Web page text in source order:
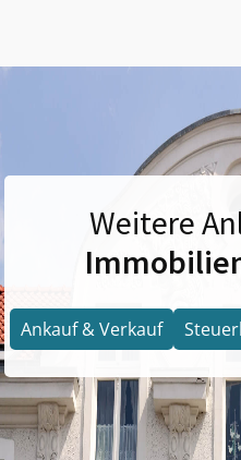
Weitere
Ankauf & Verkauf